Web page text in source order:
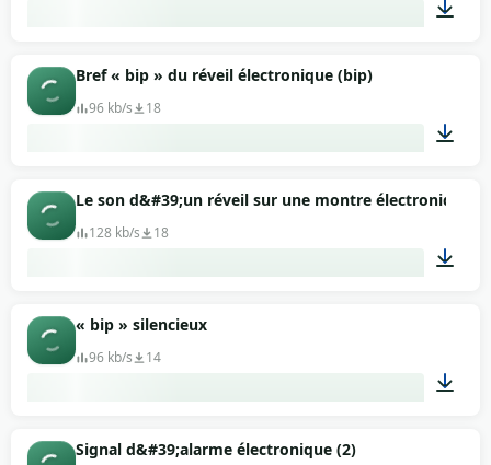
Bref « bip » du réveil électronique (bip)
96 kb/s 18
00:02
Le son d&#39;un réveil sur une montre électronique
128 kb/s 18
« bip » silencieux
96 kb/s 14
Signal d&#39;alarme électronique (2)